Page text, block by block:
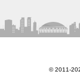
© 2011-